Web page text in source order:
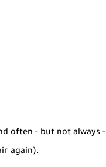
often - but not always -
again).